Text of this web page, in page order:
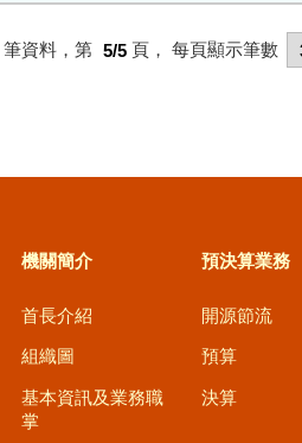
筆資料，第 5/5 頁， 每頁顯示筆數
機關簡介
首長介紹
組織圖
基本資訊及業務職
掌
預決算業務
開源節流
預算
決算